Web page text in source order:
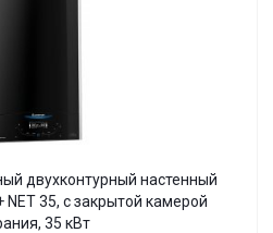
двухконтурный настенный
NET 35, с закрытой камерой
35 кВт